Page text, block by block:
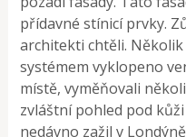
přídavné stínicí prvky.
architekti chtěli.
systémem vyklopeno
místě, vyměňovali
zvláštní pohled pod
nedávno zažil v